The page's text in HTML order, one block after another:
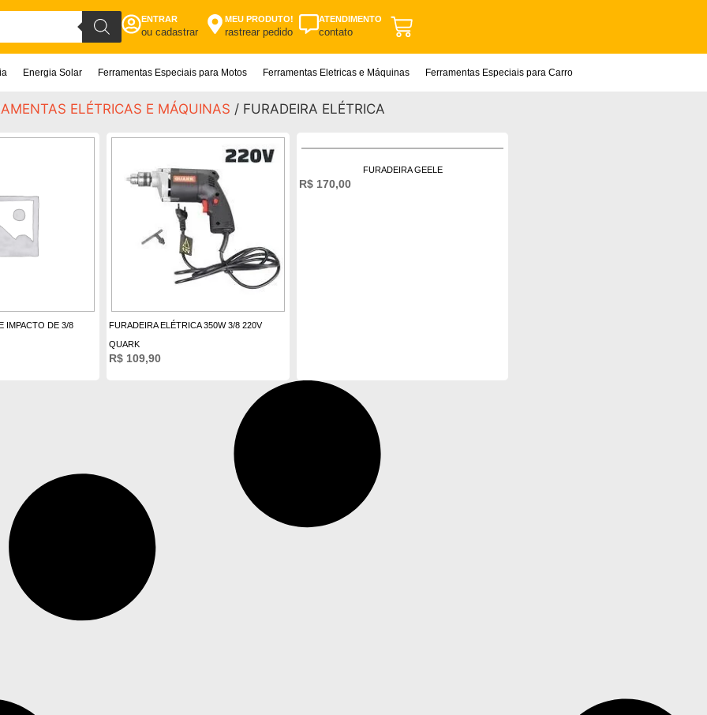
ENTRAR
ou cadastrar
MEU PRODUTO!
rastrear pedido
ATENDIMENTO
contato
Energia Solar Ferramentas Especiais para Motos Ferramentas Eletricas e Máquinas Ferramentas Especiais para Carro
ELÉTRICAS E MÁQUINAS / FURADEIRA ELÉTRICA
IMPACTO DE 3/8
FURADEIRA ELÉTRICA 350W 3/8 220V
QUARK
R$109,90
FURADEIRA GEELE
R$ 170,00